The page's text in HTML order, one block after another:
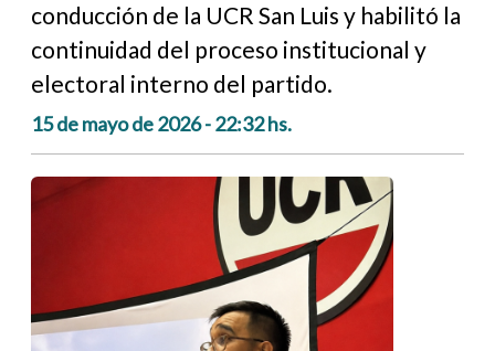
conducción de la UCR San Luis y habilitó la
continuidad del proceso institucional y
electoral interno del partido.
15 de mayo de 2026 - 22:32 hs.